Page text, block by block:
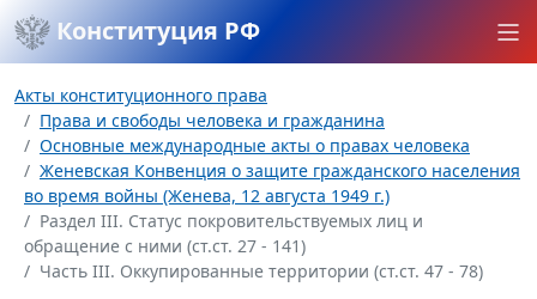
Конституция РФ
Акты конституционного права
Права и свободы человека и гражданина
Основные международные акты о правах человека
Женевская Конвенция о защите гражданского населения
во время войны (Женева, 12 августа 1949 г.)
Раздел III. Статус покровительствуемых лиц и
обращение с ними (ст.ст. 27 - 141)
Часть III. Оккупированные территории (ст.ст. 47 - 78)